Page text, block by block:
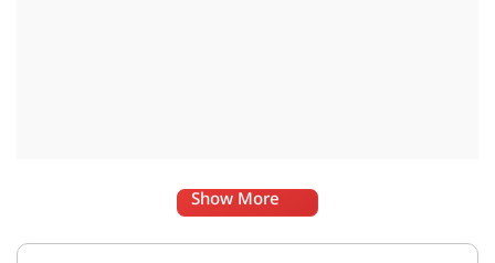
Show More